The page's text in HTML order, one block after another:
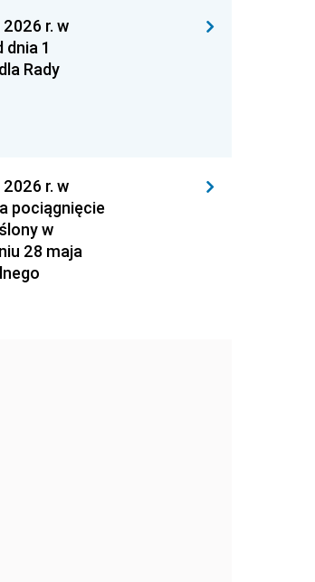
2026 r. w
1
Rady
2026 r. w
pociągnięcie
w
28 maja